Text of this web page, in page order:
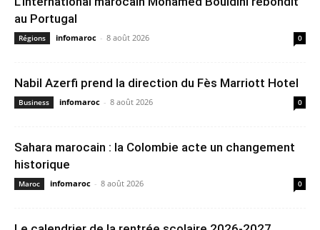
au Portugal
Régions infomaroc - 8 août 2026 0
Nabil Azerfi prend la direction du Fès Marriott Hotel
Business infomaroc - 8 août 2026 0
Sahara marocain : la Colombie acte un changement
historique
Maroc infomaroc - 8 août 2026 0